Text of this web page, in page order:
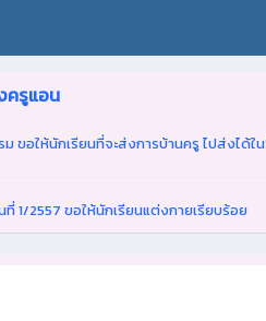
ครูแอน
ขอให้นักเรียนที่จะส่งการบ้านครู ไปส่งได้ใ
1/2557 ขอให้นักเรียนแต่งกายเรียบร้อย